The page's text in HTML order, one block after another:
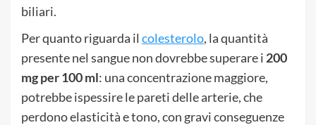
biliari.
Per quanto riguarda il colesterolo, la quantità
presente nel sangue non dovrebbe superare i 200
mg per 100 ml: una concentrazione maggiore,
potrebbe ispessire le pareti delle arterie, che
perdono elasticità e tono, con gravi conseguenze